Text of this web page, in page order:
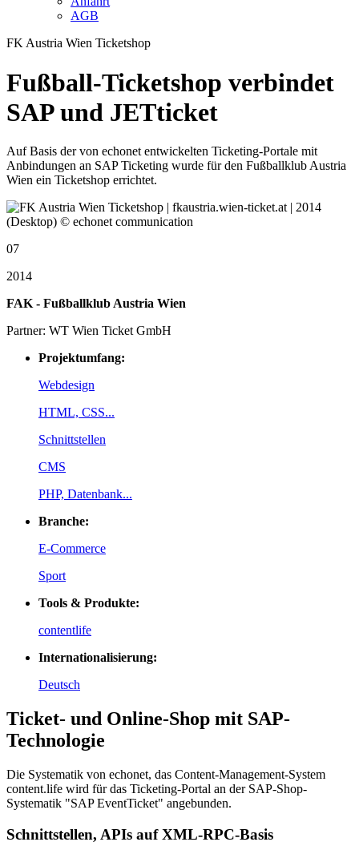
AGB
FK Austria Wien Ticketshop
Fußball-Ticketshop verbindet
SAP und JETticket
Auf Basis der von echonet entwickelten Ticketing-Portale mit
Anbindungen an SAP Ticketing wurde für den Fußballklub Austria
Wien ein Ticketshop errichtet.
07
2014
FAK - Fußballklub Austria Wien
Partner: WT Wien Ticket GmbH
Projektumfang:
Webdesign
HTML, CSS...
Schnittstellen
CMS
PHP, Datenbank...
Branche:
E-Commerce
Sport
Tools & Produkte:
contentlife
Internationalisierung:
Deutsch
Ticket- und Online-Shop mit SAP-
Technologie
Die Systematik von echonet, das Content-Management-System
content.life wird für das Ticketing-Portal an der SAP-Shop-
Systematik "SAP EventTicket" angebunden.
Schnittstellen, APIs auf XML-RPC-Basis